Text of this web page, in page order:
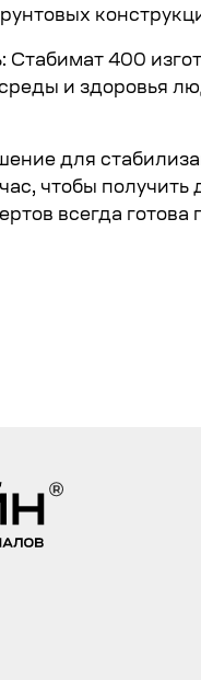
Стабимат 400
и здоровья
для
чтобы
всегда